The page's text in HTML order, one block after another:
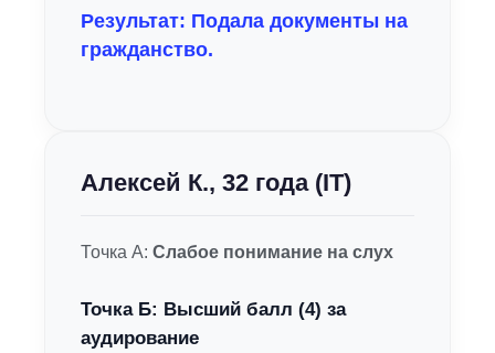
Результат: Подала документы на
гражданство.
Алексей К., 32 года (IT)
Точка А: Слабое понимание на слух
Точка Б: Высший балл (4) за
аудирование